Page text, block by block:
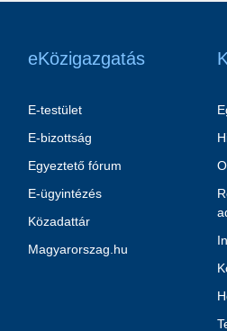
eKözigazgatás
E-testület
E-bizottság
Egyeztető fórum
E-ügyintézés
Közadattár
Magyarorszag.hu